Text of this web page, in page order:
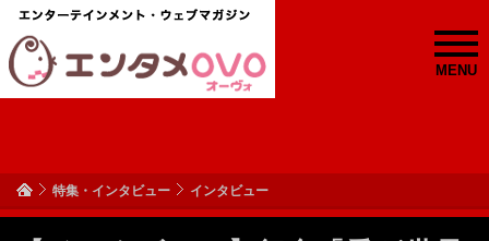
MENU
特集・インタビュー インタビュー